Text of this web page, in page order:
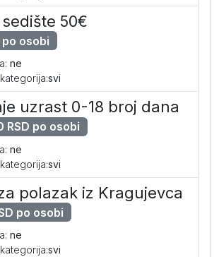
50€
po osobi
ne
svi
uzrast 0-18 broj dana
RSD po osobi
ne
svi
polazak iz Kragujevca
po osobi
ne
svi